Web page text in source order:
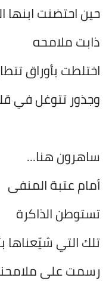
حين احتضنت ابنها
ذابت ملامحه
اختلطت بأوراق
وجذور تتوغل في
ساهرون هنا...
أمام عتبة المنفى
تستوطن الذاكرة
تلك التي شيّعناها
رسمت على